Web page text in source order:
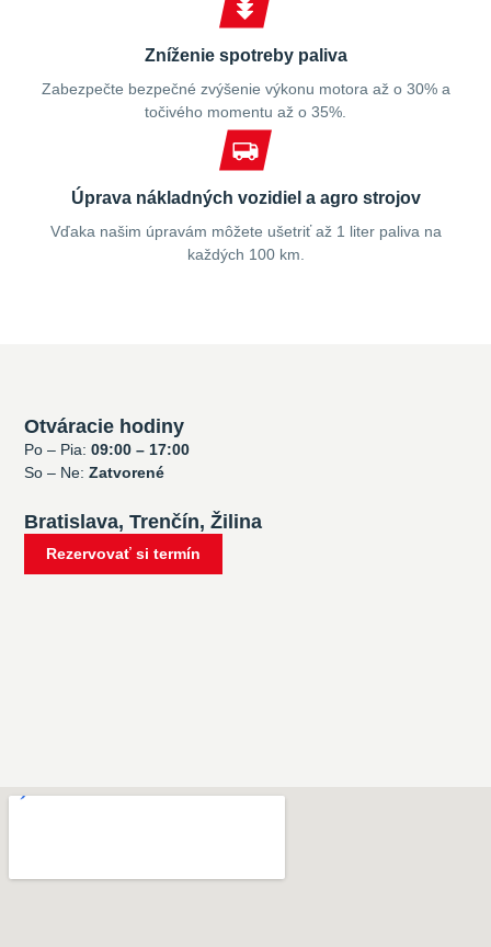
Zníženie spotreby paliva
Zabezpečte bezpečné zvýšenie výkonu motora až o 30% a
točivého momentu až o 35%.
Úprava nákladných vozidiel a agro strojov
Vďaka našim úpravám môžete ušetriť až 1 liter paliva na
každých 100 km.
Otváracie hodiny
Po – Pia:09:00 – 17:00
So – Ne:Zatvorené
Bratislava, Trenčín, Žilina
Rezervovať si termín